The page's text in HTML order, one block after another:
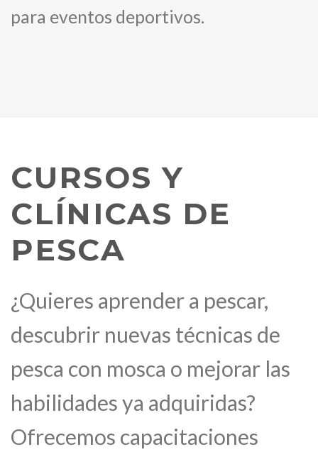
para eventos deportivos.
CURSOS Y
CLÍNICAS DE
PESCA
¿Quieres aprender a pescar,
descubrir nuevas técnicas de
pesca con mosca o mejorar las
habilidades ya adquiridas?
Ofrecemos capacitaciones